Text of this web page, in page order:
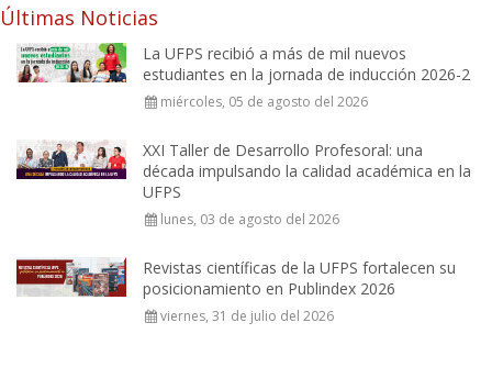
Últimas Noticias
La UFPS recibió a más de mil nuevos
estudiantes en la jornada de inducción 2026-2
miércoles, 05 de agosto del 2026
XXI Taller de Desarrollo Profesoral: una
década impulsando la calidad académica en la
UFPS
lunes, 03 de agosto del 2026
Revistas científicas de la UFPS fortalecen su
posicionamiento en Publindex 2026
viernes, 31 de julio del 2026